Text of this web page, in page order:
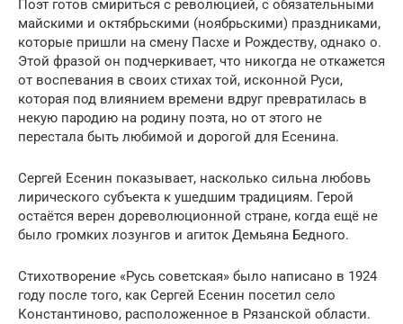
Поэт готов смириться с революцией, с обязательными
майскими и октябрьскими (ноябрьскими) праздниками,
которые пришли на смену Пасхе и Рождеству, однако о.
Этой фразой он подчеркивает, что никогда не откажется
от воспевания в своих стихах той, исконной Руси,
которая под влиянием времени вдруг превратилась в
некую пародию на родину поэта, но от этого не
перестала быть любимой и дорогой для Есенина.
Сергей Есенин показывает, насколько сильна любовь
лирического субъекта к ушедшим традициям. Герой
остаётся верен дореволюционной стране, когда ещё не
было громких лозунгов и агиток Демьяна Бедного.
Стихотворение «Русь советская» было написано в 1924
году после того, как Сергей Есенин посетил село
Константиново, расположенное в Рязанской области.